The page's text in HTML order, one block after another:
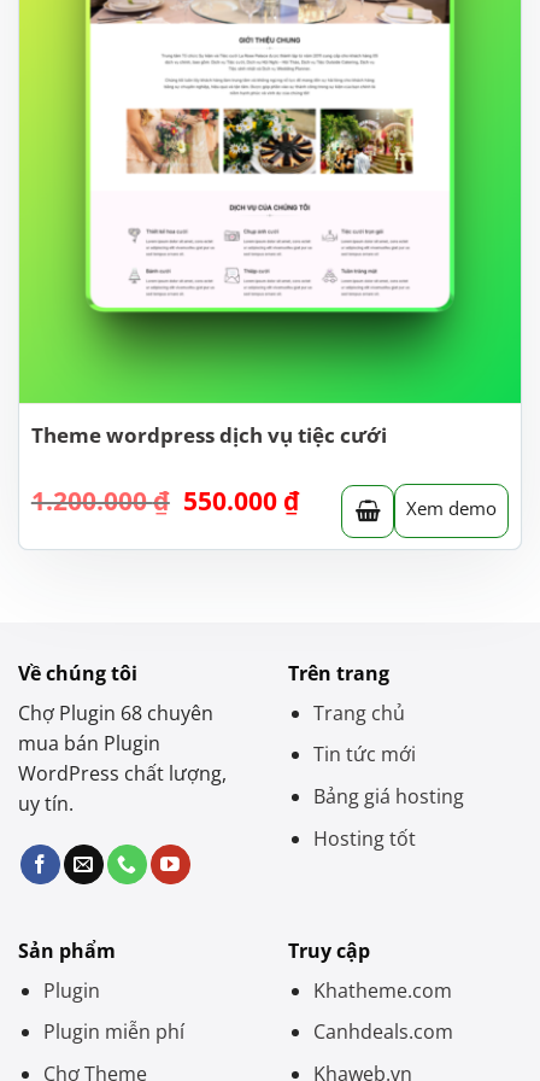
Theme wordpress dịch vụ tiệc cưới
1.200.000₫ Giá
là:
550.000 ₫Giá
hiện
tại
Xem demo
Về chúng tôi
Chợ Plugin 68 chuyên
mua bán Plugin
WordPress chất lượng,
uy tín.
Trên trang
Trang chủ
Tin tức mới
Bảng giá hosting
Hosting tốt
Sản phẩm
Plugin
Plugin miễn phí
Chợ Theme
Truy cập
Khatheme.com
Canhdeals.com
Khaweb.vn